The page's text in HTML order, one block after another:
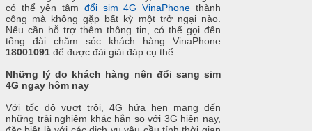
có thể yên tâm đổi sim 4G VinaPhone thành
công mà không gặp bất kỳ một trở ngại nào.
Nếu cần hỗ trợ thêm thông tin, có thể gọi đến
tổng đài chăm sóc khách hàng VinaPhone
18001091 để được đài giải đáp cụ thể.
Những lý do khách hàng nên đổi sang sim
4G ngay hôm nay
Với tốc độ vượt trội, 4G hứa hẹn mang đến
những trải nghiệm khác hẳn so với 3G hiện nay,